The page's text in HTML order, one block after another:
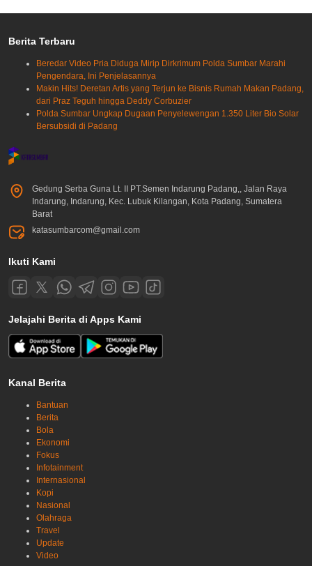
Berita Terbaru
Beredar Video Pria Diduga Mirip Dirkrimum Polda Sumbar Marahi
Pengendara, Ini Penjelasannya
Makin Hits! Deretan Artis yang Terjun ke Bisnis Rumah Makan Padang,
dari Praz Teguh hingga Deddy Corbuzier
Polda Sumbar Ungkap Dugaan Penyelewengan 1.350 Liter Bio Solar
Bersubsidi di Padang
Gedung Serba Guna Lt. II PT.Semen Indarung Padang,, Jalan Raya
Indarung, Indarung, Kec. Lubuk Kilangan, Kota Padang, Sumatera
Barat
katasumbarcom@gmail.com
Ikuti Kami
Jelajahi Berita di Apps Kami
Kanal Berita
Bantuan
Berita
Bola
Ekonomi
Fokus
Infotainment
Internasional
Kopi
Nasional
Olahraga
Travel
Update
Video